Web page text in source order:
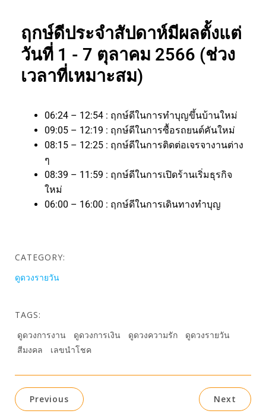
ฤกษ์ดีประจำสัปดาห์มีผลตั้งแต่
วันที่ 1 - 7 ตุลาคม 2566 (ช่วง
เวลาที่เหมาะสม)
06:24 – 12:54 : ฤกษ์ดีในการทำบุญขึ้นบ้านใหม่
09:05 – 12:19 : ฤกษ์ดีในการซื้อรถยนต์คันใหม่
08:15 – 12:25 : ฤกษ์ดีในการติดต่อเจรจางานต่าง
ๆ
08:39 – 11:59 : ฤกษ์ดีในการเปิดร้านเริ่มธุรกิจ
ใหม่
06:00 – 16:00 : ฤกษ์ดีในการเดินทางทำบุญ
CATEGORY:
ดูดวงรายวัน
TAGS:
ดูดวงการงาน
ดูดวงการเงิน ดูดวงความรัก
ดูดวงรายวัน
สีมงคล
เลขนำโชค
Previous Next